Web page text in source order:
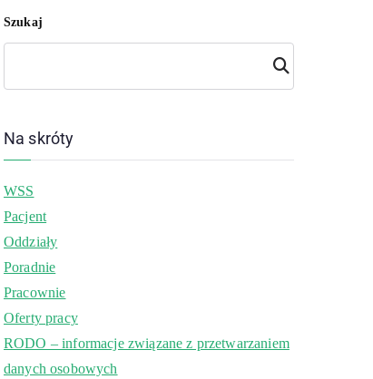
Szukaj
Szuk
aj
Na skróty
WSS
Pacjent
Oddziały
Poradnie
Pracownie
Oferty pracy
RODO – informacje związane z przetwarzaniem
danych osobowych